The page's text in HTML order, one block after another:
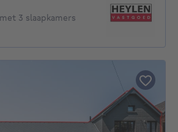
3 slaapkamers